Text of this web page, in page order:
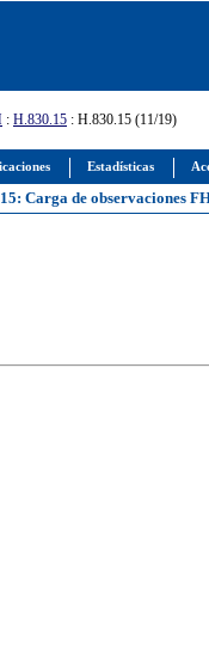
Estadísticas
: H.830.15 : H.830.15 (11/19)
Carga de observaciones